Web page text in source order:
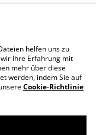
Richtlinie
helfen uns zu
Ihre Erfahrung mit
mehr über diese
werden, indem Sie auf
Cookie-Richtlinie